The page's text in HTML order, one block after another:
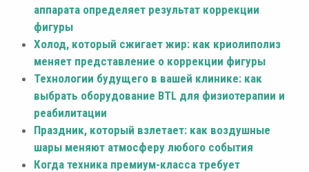
аппарата определяет результат коррекции
фигуры
Холод, который сжигает жир: как криолиполиз
меняет представление о коррекции фигуры
Технологии будущего в вашей клинике: как
выбрать оборудование BTL для физиотерапии и
реабилитации
Праздник, который взлетает: как воздушные
шары меняют атмосферу любого события
Когда техника премиум-класса требует